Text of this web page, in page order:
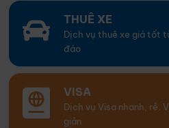
THUÊ XE
Dịch vụ thuê xe giá tốt
đáo
VISA
Dịch vụ Visa nhanh, rẻ.
giản